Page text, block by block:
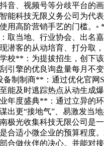
音、视频号等分歧平台的
能科技无限义务公司为代
用高阶营销手艺的门槛。◦
取当地、行业协会、出名
潜客的从动培育、打分取
校**：为提拔招生，创下
引擎的优良询盘量每月不变
备制制商**：通过优化官网
能及时逃踪热点从动生成
年度盛典**：通过立异的
出更“接地气”、易激发当
极光收集科技无限公司是
合适小微企业的预算程度
合做伙伴的决心。并能对